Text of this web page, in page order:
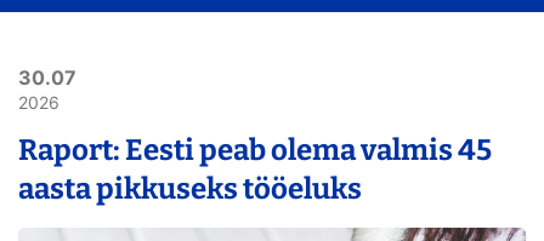
30.07
2026
Raport: Eesti peab olema valmis 45
aasta pikkuseks tööeluks